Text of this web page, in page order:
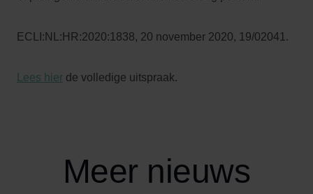
ECLI:NL:HR:2020:1838, 20 november 2020, 19/02041.
Lees hier de volledige uitspraak.
Meer nieuws